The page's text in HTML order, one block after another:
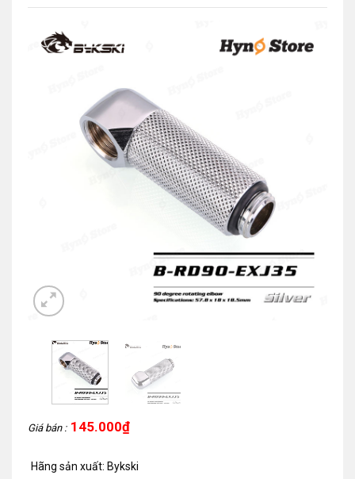
Giá bán : 145.000₫
Hãng sản xuất: Bykski